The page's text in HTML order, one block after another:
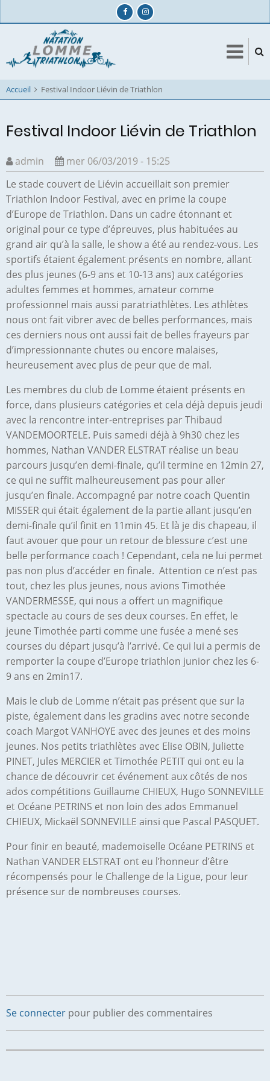
au
principal
Accueil Festival Indoor Liévin de Triathlon
Festival Indoor Liévin de Triathlon
admin
mer 06/03/2019 - 15:25
Le stade couvert de Liévin accueillait son premier
Triathlon Indoor Festival, avec en prime la coupe
d’Europe de Triathlon. Dans un cadre étonnant et
original pour ce type d’épreuves, plus habituées au
grand air qu’à la salle, le show a été au rendez-vous. Les
sportifs étaient également présents en nombre, allant
des plus jeunes (6-9 ans et 10-13 ans) aux catégories
adultes femmes et hommes, amateur comme
professionnel mais aussi paratriathlètes. Les athlètes
nous ont fait vibrer avec de belles performances, mais
ces derniers nous ont aussi fait de belles frayeurs par
d’impressionnante chutes ou encore malaises,
heureusement avec plus de peur que de mal.
Les membres du club de Lomme étaient présents en
force, dans plusieurs catégories et cela déjà depuis jeudi
avec la rencontre inter-entreprises par Thibaud
VANDEMOORTELE. Puis samedi déjà à 9h30 chez les
hommes, Nathan VANDER ELSTRAT réalise un beau
parcours jusqu’en demi-finale, qu’il termine en 12min 27,
ce qui ne suffit malheureusement pas pour aller
jusqu’en finale. Accompagné par notre coach Quentin
MISSER qui était également de la partie allant jusqu’en
demi-finale qu’il finit en 11min 45. Et là je dis chapeau, il
faut avouer que pour un retour de blessure c’est une
belle performance coach ! Cependant, cela ne lui permet
pas non plus d’accéder en finale. Attention ce n’est pas
tout, chez les plus jeunes, nous avions Timothée
VANDERMESSE, qui nous a offert un magnifique
spectacle au cours de ses deux courses. En effet, le
jeune Timothée parti comme une fusée a mené ses
courses du départ jusqu’à l’arrivé. Ce qui lui a permis de
remporter la coupe d’Europe triathlon junior chez les 6-
9 ans en 2min17.
Mais le club de Lomme n’était pas présent que sur la
piste, également dans les gradins avec notre seconde
coach Margot VANHOYE avec des jeunes et des moins
jeunes. Nos petits triathlètes avec Elise OBIN, Juliette
PINET, Jules MERCIER et Timothée PETIT qui ont eu la
chance de découvrir cet événement aux côtés de nos
ados compétitions Guillaume CHIEUX, Hugo SONNEVILLE
et Océane PETRINS et non loin des ados Emmanuel
CHIEUX, Mickaël SONNEVILLE ainsi que Pascal PASQUET.
Pour finir en beauté, mademoiselle Océane PETRINS et
Nathan VANDER ELSTRAT ont eu l’honneur d’être
récompensés pour le Challenge de la Ligue, pour leur
présence sur de nombreuses courses.
Se connecter pour publier des commentaires